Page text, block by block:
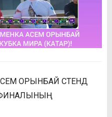
ОРЫНБАЙ СТЕНД
ФИНАЛЫНЫҢ